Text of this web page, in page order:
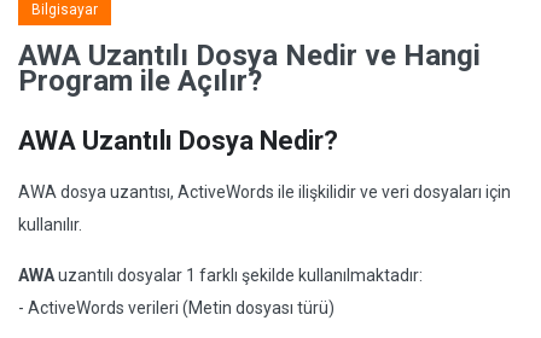
Bilgisayar
AWA Uzantılı Dosya Nedir ve Hangi
Program ile Açılır?
AWA Uzantılı Dosya Nedir?
AWA dosya uzantısı, ActiveWords ile ilişkilidir ve veri dosyaları için
kullanılır.
AWAuzantılı dosyalar 1 farklı şekilde kullanılmaktadır:
- ActiveWords verileri (Metin dosyası türü)